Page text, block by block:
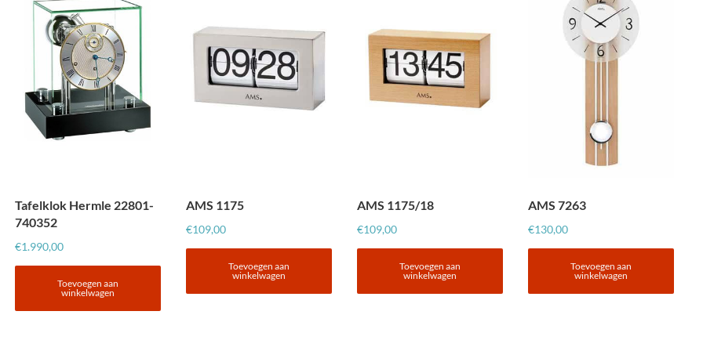
Tafelklok Hermle 22801-
740352
€1.990,00
Toevoegen aan
winkelwagen
AMS 1175
€109,00
Toevoegen aan
winkelwagen
AMS 1175/18
€109,00
Toevoegen aan
winkelwagen
AMS 7263
€130,00
Toevoegen aan
winkelwagen